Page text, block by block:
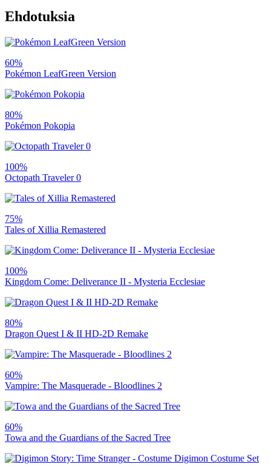
Ehdotuksia
60%
Pokémon LeafGreen Version
80%
Pokémon Pokopia
100%
Octopath Traveler 0
75%
Tales of Xillia Remastered
100%
Kingdom Come: Deliverance II - Mysteria Ecclesiae
80%
Dragon Quest I & II HD-2D Remake
60%
Vampire: The Masquerade - Bloodlines 2
60%
Towa and the Guardians of the Sacred Tree